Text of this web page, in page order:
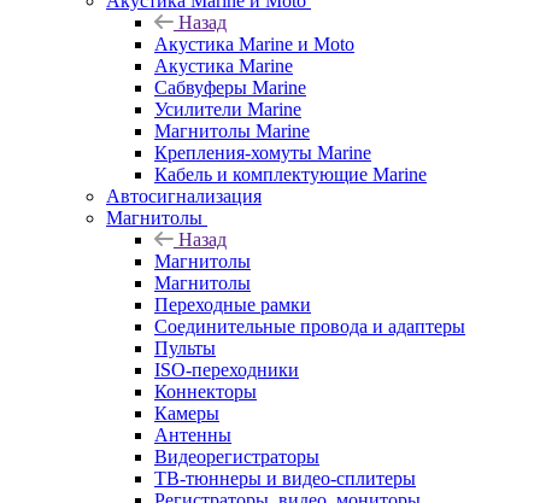
Назад
Акустика Marine и Moto
Акустика Marine
Сабвуферы Marine
Усилители Marine
Магнитолы Marine
Крепления-хомуты Marine
Кабель и комплектующие Marine
Автосигнализация
Магнитолы
Назад
Магнитолы
Магнитолы
Переходные рамки
Соединительные провода и адаптеры
Пульты
ISO-переходники
Коннекторы
Камеры
Антенны
Видеорегистраторы
ТВ-тюннеры и видео-сплитеры